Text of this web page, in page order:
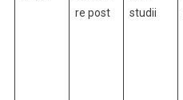
re post
studii